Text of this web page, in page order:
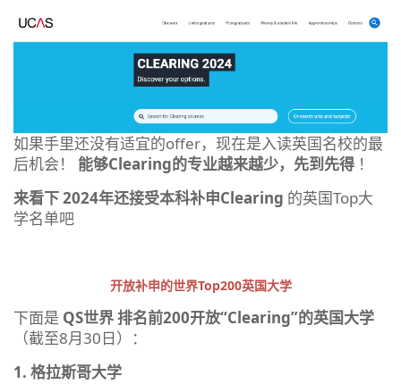
如果手里还没有适宜的offer，现在是入读英国名校的最
后机会！ 能够Clearing的专业越来越少，先到先得 ！
来看下 2024年还接受本科补申Clearing 的英国Top大
学名单吧
开放补申的世界Top200英国大学
下面是 QS世界排名前200开放“Clearing”的英国大学
（截至8月30日）：
1. 格拉斯哥大学